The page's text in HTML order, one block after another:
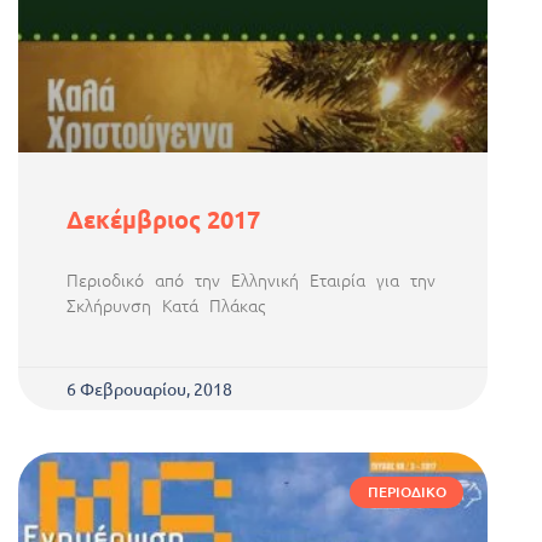
Δεκέμβριος 2017
Περιοδικό από την Ελληνική Εταιρία για την
Σκλήρυνση Κατά Πλάκας
6 Φεβρουαρίου, 2018
ΠΕΡΙΟΔΙΚΌ